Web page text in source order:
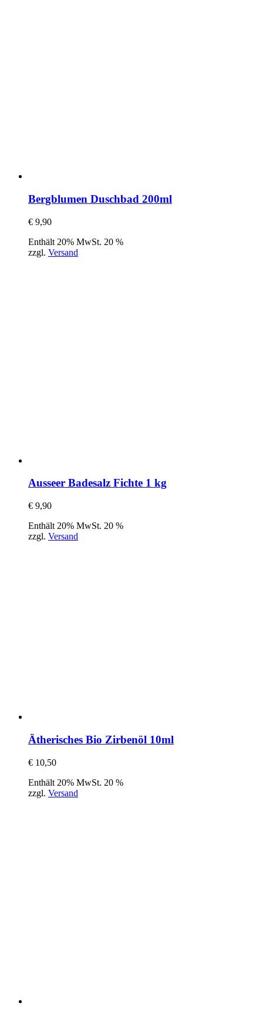
Bergblumen Duschbad 200ml
€ 9,90
Enthält 20% MwSt. 20 %
zzgl. Versand
Ausseer Badesalz Fichte 1 kg
€ 9,90
Enthält 20% MwSt. 20 %
zzgl. Versand
Ätherisches Bio Zirbenöl 10ml
€ 10,50
Enthält 20% MwSt. 20 %
zzgl. Versand